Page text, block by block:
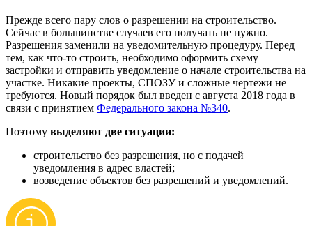
Прежде всего пару слов о разрешении на строительство.
Сейчас в большинстве случаев его получать не нужно.
Разрешения заменили на уведомительную процедуру. Перед
тем, как что-то строить, необходимо оформить схему
застройки и отправить уведомление о начале строительства на
участке. Никакие проекты, СПОЗУ и сложные чертежи не
требуются. Новый порядок был введен с августа 2018 года в
связи с принятием Федерального закона №340.
Поэтому выделяют две ситуации:
строительство без разрешения, но с подачей
уведомления в адрес властей;
возведение объектов без разрешений и уведомлений.